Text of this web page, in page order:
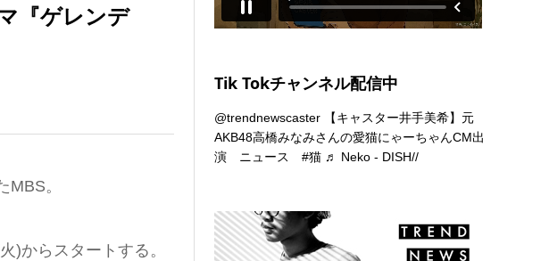
『ゲレンデ
。
)からスタートする。
Tik Tokチャンネル配信中
@trendnewscaster 【キャスター井手美希】元
AKB48高橋みなみさんの愛猫にゃーちゃんCM出
演 ニュース#猫 ♬ Neko - DISH//